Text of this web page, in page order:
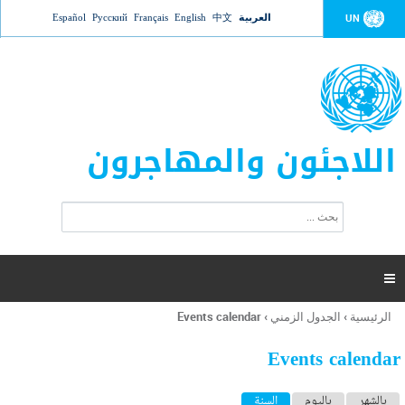
Jump to navigation UN العربية 中文
English
Français
Русский
Español
اللاجئون والمهاجرون
ت
ر
ل
ح
ب

أنت
هنا
الرئيسية › الجدول الزمني ›
Events calendar
Events calendar